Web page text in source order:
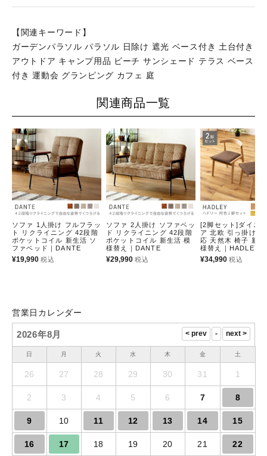
【関連キーワード】
ガーデンパラソル パラソル 日除け 遮光 ベース付き 土台付き
アウトドア キャンプ用品 ビーチ サンシェード テラス ベース
付き 運動会 グランピング カフェ 庭
関連商品一覧
ソファ 1人掛け フルフラッ
ト リクライニング 42段階
ポケットコイル 新生活 ソ
ファベッド｜DANTE
¥19,990 税込
ソファ 2人掛け ソファベッ
ド リクライニング 42段階
ポケットコイル 新生活 模
様替え｜DANTE
¥29,990 税込
[2脚セット]ダイニ
ア 北欧 引っ掛け
応 天然木 椅子 新
様替え｜HADLEY
¥34,990 税込
営業日カレンダー
2026年8月
日 月 火 水 木 金 土
26 27 28 29 30 31 1
2 3 4 5 6 7 8
9 10 11 12 13 14 15
16 17 18 19 20 21 22